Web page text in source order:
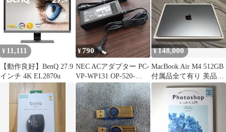
¥ 11,111
【動作良好】BenQ 27.9
インチ 4K EL2870u
¥790
NEC ACアダプター PC-
VP-WP131 OP-520-
76429
¥148,000
MacBook Air M4 512GB
付属品全て有り 美品
即購入不可